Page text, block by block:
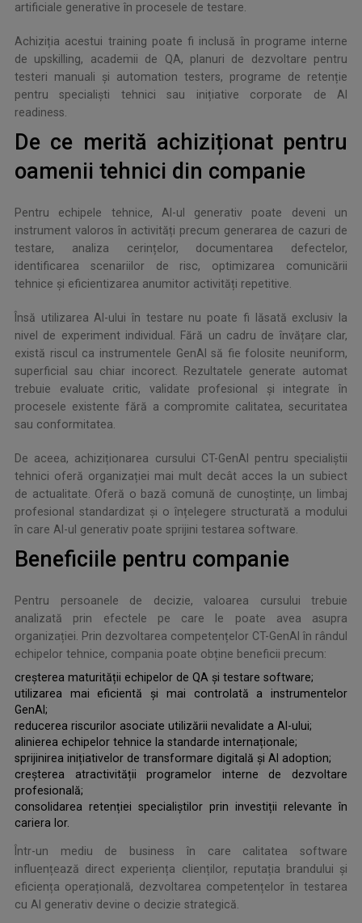
artificiale generative în procesele de testare.
Achiziția acestui training poate fi inclusă în programe interne
de upskilling, academii de QA, planuri de dezvoltare pentru
testeri manuali și automation testers, programe de retenție
pentru specialiști tehnici sau inițiative corporate de AI
readiness.
De ce merită achiziționat pentru
oamenii tehnici din companie
Pentru echipele tehnice, AI-ul generativ poate deveni un
instrument valoros în activități precum generarea de cazuri de
testare, analiza cerințelor, documentarea defectelor,
identificarea scenariilor de risc, optimizarea comunicării
tehnice și eficientizarea anumitor activități repetitive.
Însă utilizarea AI-ului în testare nu poate fi lăsată exclusiv la
nivel de experiment individual. Fără un cadru de învățare clar,
există riscul ca instrumentele GenAI să fie folosite neuniform,
superficial sau chiar incorect. Rezultatele generate automat
trebuie evaluate critic, validate profesional și integrate în
procesele existente fără a compromite calitatea, securitatea
sau conformitatea.
De aceea, achiziționarea cursului CT-GenAI pentru specialiștii
tehnici oferă organizației mai mult decât acces la un subiect
de actualitate. Oferă o bază comună de cunoștințe, un limbaj
profesional standardizat și o înțelegere structurată a modului
în care AI-ul generativ poate sprijini testarea software.
Beneficiile pentru companie
Pentru persoanele de decizie, valoarea cursului trebuie
analizată prin efectele pe care le poate avea asupra
organizației. Prin dezvoltarea competențelor CT-GenAI în rândul
echipelor tehnice, compania poate obține beneficii precum:
creșterea maturității echipelor de QA și testare software;
utilizarea mai eficientă și mai controlată a instrumentelor
GenAI;
reducerea riscurilor asociate utilizării nevalidate a AI-ului;
alinierea echipelor tehnice la standarde internaționale;
sprijinirea inițiativelor de transformare digitală și AI adoption;
creșterea atractivității programelor interne de dezvoltare
profesională;
consolidarea retenției specialiștilor prin investiții relevante în
cariera lor.
Într-un mediu de business în care calitatea software
influențează direct experiența clienților, reputația brandului și
eficiența operațională, dezvoltarea competențelor în testarea
cu AI generativ devine o decizie strategică.